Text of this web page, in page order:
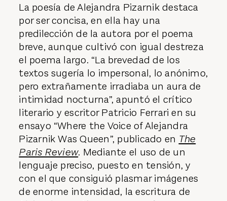
La poesía de Alejandra Pizarnik destaca
por ser concisa, en ella hay una
predilección de la autora por el poema
breve, aunque cultivó con igual destreza
el poema largo. “La brevedad de los
textos sugería lo impersonal, lo anónimo,
pero extrañamente irradiaba un aura de
intimidad nocturna”, apuntó el crítico
literario y escritor Patricio Ferrari en su
ensayo “Where the Voice of Alejandra
Pizarnik Was Queen”, publicado en The
Paris Review. Mediante el uso de un
lenguaje preciso, puesto en tensión, y
con el que consiguió plasmar imágenes
de enorme intensidad, la escritura de